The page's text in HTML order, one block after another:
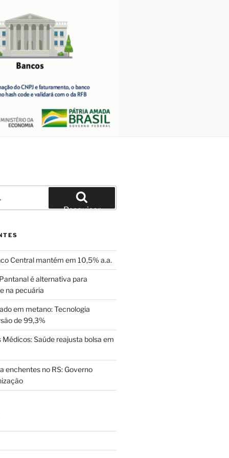
Pesquisar
Central mantém em 10,5% a.a.
é alternativa para
na pecuária
em metano: Tecnologia
de 99,3%
Saúde reajusta bolsa em
enchentes no RS: Governo